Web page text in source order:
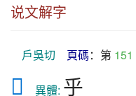
说文解字
戶吳切 頁碼：第 151
𠂞 異體: 乎